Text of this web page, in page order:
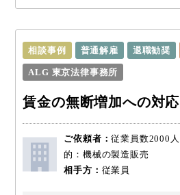
相談事例 普通解雇 退職勧奨
ALG 東京法律事務所
賃金の無断増加への対応
ご依頼者：従業員数2000
的：機械の製造販売
相手方： 従業員